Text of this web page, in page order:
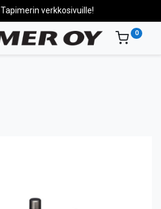
verkkosivuille!
0